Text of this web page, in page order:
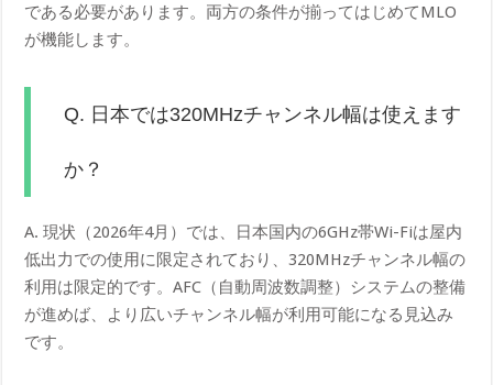
である必要があります。両方の条件が揃ってはじめてMLO
が機能します。
Q. 日本では320MHzチャンネル幅は使えます
か？
A. 現状（2026年4月）では、日本国内の6GHz帯Wi-Fiは屋内
低出力での使用に限定されており、320MHzチャンネル幅の
利用は限定的です。AFC（自動周波数調整）システムの整備
が進めば、より広いチャンネル幅が利用可能になる見込み
です。